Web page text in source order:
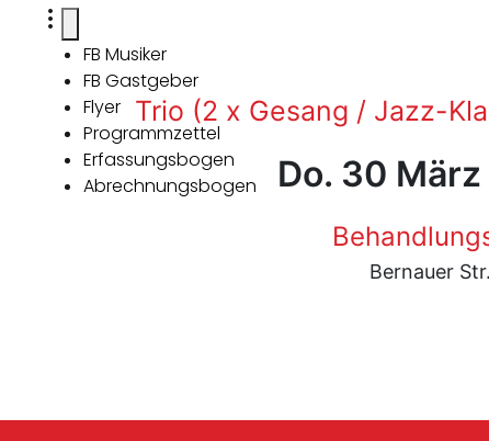
FB Musiker
FB Gastgeber
Flyer
Programmzettel
Erfassungsbogen
Abrechnungsbogen
Trio (2 x Gesang / Jazz-
Do. 30
Bernauer